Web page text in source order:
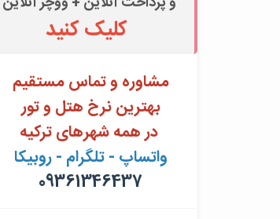
مشاوره و تماس مستقیم
بهترین نرخ هتل و تور
در همه شهرهای ترکیه
واتساپ - تلگرام - روبیکا
09361346437